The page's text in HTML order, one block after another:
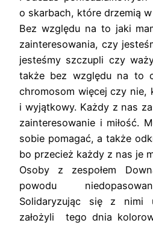
o skarbach, które drzemią
Bez względu na to jaki
zainteresowania, czy
jesteśmy szczupli czy
także bez względu na to
chromosom więcej czy nie,
i wyjątkowy. Każdy z nas
zainteresowanie i miłość.
sobie pomagać, a także
bo przecież każdy z nas je
Osoby z zespołem
powodu
Solidaryzując się z nimi
założyli tego dnia